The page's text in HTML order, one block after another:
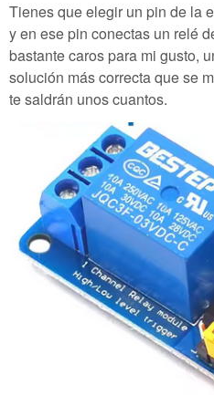
Tienes que elegir un pin de la
y en ese pin conectas un relé
bastante caros para mi gusto,
solución más correcta que se
te saldrán unos cuantos.